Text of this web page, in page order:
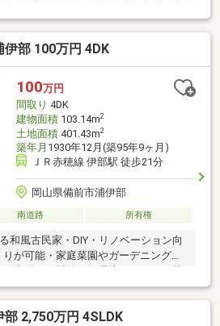
ｍ）備前市立備前中学校まで徒歩13
前店まで徒歩18分 （約1400ｍ）セ
で徒歩14分 （約1100ｍ）＼おウチ探
キング（株）にお任せください！／☆
を一括でご紹介させていただきます！
秘密厳守にて親身にご対応します！
です！
伊部 100万円 4DK
100万円
間取り 4DK
建物面積103.14m2
土地面積401.43m2
築年月 1930年12月(築95年9ヶ月)
ＪＲ赤穂線 伊部駅 徒歩21分
岡山県備前市浦伊部
南道路 所有権
和風古民家・DIY・リノベーション向
が可能・家庭菜園やガーデニングも
部 2,750万円 4SLDK